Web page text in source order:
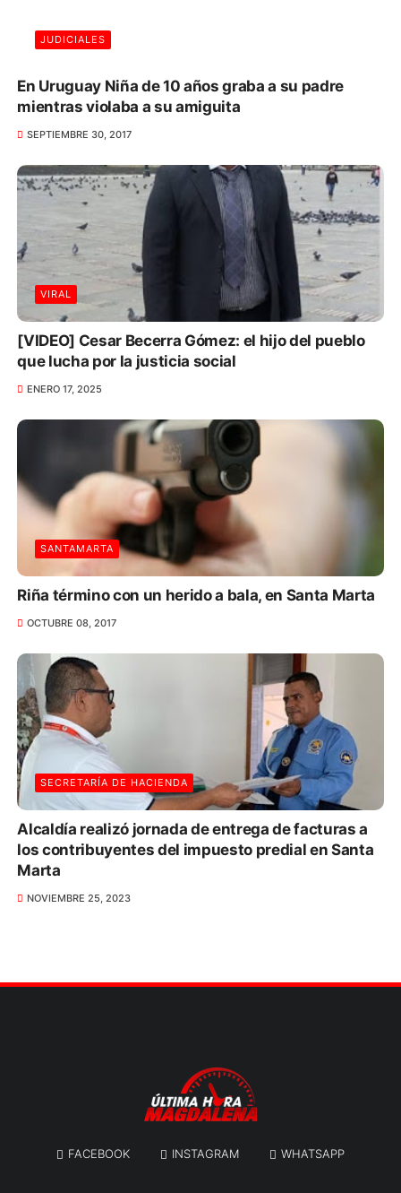
JUDICIALES
En Uruguay Niña de 10 años graba a su padre
mientras violaba a su amiguita
SEPTIEMBRE 30, 2017
VIRAL
[VIDEO] Cesar Becerra Gómez: el hijo del pueblo
que lucha por la justicia social
ENERO 17, 2025
SANTAMARTA
Riña término con un herido a bala, en Santa Marta
OCTUBRE 08, 2017
SECRETARÍA DE HACIENDA
Alcaldía realizó jornada de entrega de facturas a
los contribuyentes del impuesto predial en Santa
Marta
NOVIEMBRE 25, 2023
FACEBOOK INSTAGRAM WHATSAPP